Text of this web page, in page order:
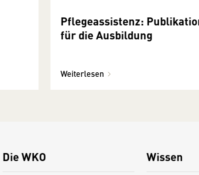
Pflegeassistenz:
für die Ausbildung
Weiterlesen
Die WKO Wissen